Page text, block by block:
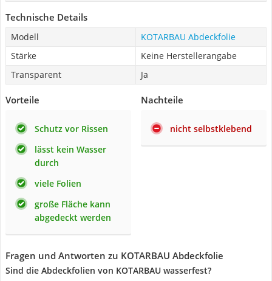
Technische Details
Modell
KOTARBAU Abdeckfolie
Stärke
Keine Herstellerangabe
Transparent
Ja
Vorteile
Schutz vor Rissen
lässt kein Wasser
durch
viele Folien
große Fläche kann
abgedeckt werden
Nachteile
nicht selbstklebend
Fragen und Antworten zu KOTARBAU Abdeckfolie
Sind die Abdeckfolien von KOTARBAU wasserfest?